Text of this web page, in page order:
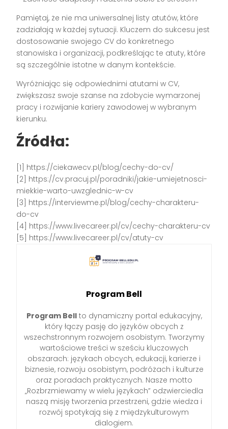
Pamiętaj, że nie ma uniwersalnej listy atutów, które
zadziałają w każdej sytuacji. Kluczem do sukcesu jest
dostosowanie swojego CV do konkretnego
stanowiska i organizacji, podkreślając te atuty, które
są szczególnie istotne w danym kontekście.
Wyróżniając się odpowiednimi atutami w CV,
zwiększasz swoje szanse na zdobycie wymarzonej
pracy i rozwijanie kariery zawodowej w wybranym
kierunku.
Źródła:
[1] https://ciekawecv.pl/blog/cechy-do-cv/
[2] https://cv.pracuj.pl/poradniki/jakie-umiejetnosci-
miekkie-warto-uwzglednic-w-cv
[3] https://interviewme.pl/blog/cechy-charakteru-
do-cv
[4] https://www.livecareer.pl/cv/cechy-charakteru-cv
[5] https://www.livecareer.pl/cv/atuty-cv
Program Bell
Program Bellto dynamiczny portal edukacyjny,
który łączy pasję do języków obcych z
wszechstronnym rozwojem osobistym. Tworzymy
wartościowe treści w sześciu kluczowych
obszarach: językach obcych, edukacji, karierze i
biznesie, rozwoju osobistym, podróżach i kulturze
oraz poradach praktycznych. Nasze motto
„Rozbrzmiewamy w wielu językach” odzwierciedla
naszą misję tworzenia przestrzeni, gdzie wiedza i
rozwój spotykają się z międzykulturowym
dialogiem.